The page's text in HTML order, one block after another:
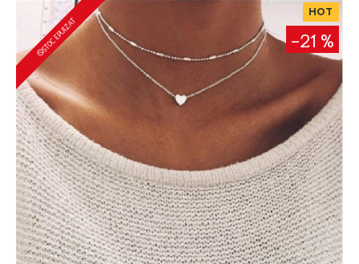
HOT
-21 %
STOC EPUIZAT